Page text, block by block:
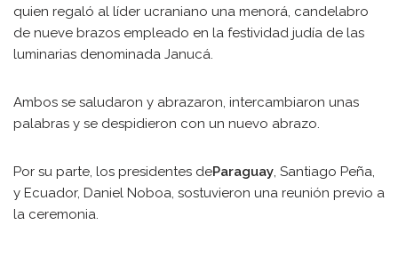
quien regaló al líder ucraniano una menorá, candelabro
de nueve brazos empleado en la festividad judía de las
luminarias denominada Janucá.
Ambos se saludaron y abrazaron, intercambiaron unas
palabras y se despidieron con un nuevo abrazo.
Por su parte, los presidentes deParaguay, Santiago Peña,
y Ecuador, Daniel Noboa, sostuvieron una reunión previo a
la ceremonia.